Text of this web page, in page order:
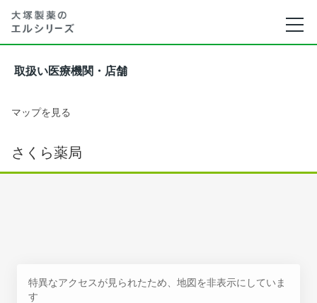
取扱い医療機関・店舗
マップを見る
さくら薬局
特異なアクセスが見られたため、地図を非表示にしていま
す